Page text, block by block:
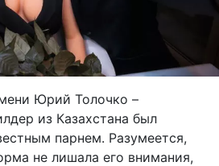
Юрий Толочко –
из Казахстана был
парнем. Разумеется,
не лишала его внимания,